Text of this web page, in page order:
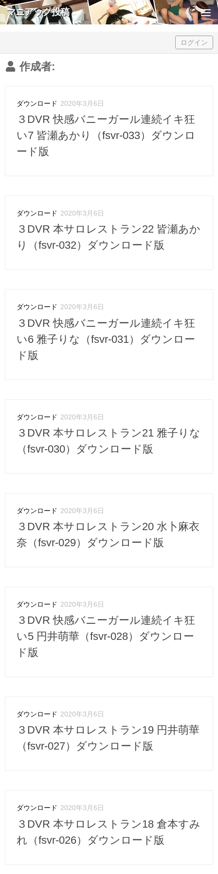
Skip to content
マニアック投稿
ログイン
作成者:
ダウンロード 2020年3月6日
３DVR 快感バニーガール連続イキ狂
い7 皆瀬あかり（fsvr-033）ダウンロ
ード版
ダウンロード 2020年3月6日
３DVR 本サロレストラン22 皆瀬あか
り（fsvr-032）ダウンロード版
ダウンロード 2020年3月6日
３DVR 快感バニーガール連続イキ狂
い6 雅子りな（fsvr-031）ダウンロー
ド版
ダウンロード 2020年3月6日
３DVR 本サロレストラン21 雅子りな
（fsvr-030）ダウンロード版
ダウンロード 2020年3月6日
３DVR 本サロレストラン20 水卜麻衣
奈（fsvr-029）ダウンロード版
ダウンロード 2020年3月6日
３DVR 快感バニーガール連続イキ狂
い5 円井萌華（fsvr-028）ダウンロー
ド版
ダウンロード 2020年3月6日
３DVR 本サロレストラン19 円井萌華
（fsvr-027）ダウンロード版
ダウンロード 2020年3月6日
３DVR 本サロレストラン18 倉本すみ
れ（fsvr-026）ダウンロード版